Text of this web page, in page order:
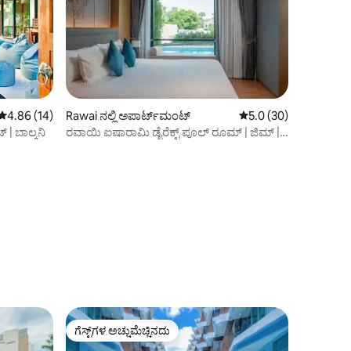
ರಲ್ಲಿ 4.86 ಸರಾಸರಿ ರೇಟಿಂಗ್, 14 ವಿಮರ್ಶೆಗಳು
4.86 (14)
| ಬಾಲ್ಕನಿ
Rawai ನಲ್ಲಿ ಅಪಾರ್ಟ್‌ಮಂಟ್ 5 ರಲ್ಲಿ 5.0 ಸರಾಸರಿ
5.0 (30)
ರವಾಯಿ ಐಷಾರಾಮಿ ಡೈರೆಕ್ಟ್ ಪೂಲ್ ರೂಮ್ | ಜಿಮ್ |
ಗೆಸ್ಟ್‌ಗಳ ಅಚ್ಚುಮೆಚ್ಚಿನದು
ಗೆಸ್ಟ್‌ಗಳ ಅಚ್ಚುಮೆಚ್ಚಿನದು